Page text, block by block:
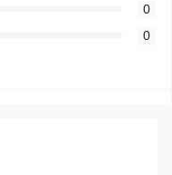
0
0